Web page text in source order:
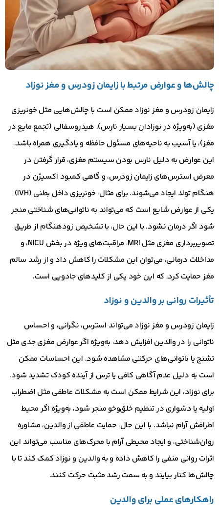
چالش‌ها و عوارض مرتبط با زایمان زودرس و مغز نوزاد
زایمان زودرس و مغز نوزاد ممکن است با چالش‌هایی مثل خونریزی
مغزی (به‌ویژه در نوزادان بسیار نارس)، هیدروسفالی (تجمع مایع در
مغز)، یا آسیب به ناحیه‌های مسئول حافظه و یادگیری همراه باشد.
این عوارض به دلیل نارس بودن سیستم مغزی، قرار گرفتن در
معرض استرس‌های زایمان زودرس، و گاهی کمبود اکسیژن در
هنگام تولد ایجاد می‌شوند. برای مثال، خونریزی داخل بطنی (IVH)
یکی از عوارض شایع است که می‌تواند به ناتوانی‌های شناختی منجر
شود اگر درمان نشود. با این حال، با تشخیص زودهنگام از طریق
تصویربرداری مغزی مثل MRI، مراقبت‌های ویژه در بخش NICU، و
مداخلات درمانی، می‌توان این مشکلات را کاهش داد و از رشد سالم
مغز حمایت کرد، که این خود یکی از کلیدهای جادویی است.
تأثیرات روانی بر والدین و نوزاد
زایمان زودرس و مغز نوزاد می‌تواند استرس، نگرانی، و احساس
ناتوانی را در والدین افزایش دهد، به‌ویژه اگر عوارض مغزی جدی مثل
تشنج یا ناتوانی‌های حرکتی مشاهده شود. این احساسات ممکن
است به دلیل عدم آگاهی کافی یا ترس از آینده کودک تشدید شود.
برای نوزاد، این شرایط ممکن است به مشکلات عاطفی مثل اضطراب
اولیه یا دشواری در تنظیم خلق‌وخو منجر شود، به‌ویژه اگر محیط
اطرافش آرام نباشد. با این حال، حمایت عاطفی از والدین، مشاوره
روان‌شناختی، و ایجاد محیطی آرام با محرک‌های مناسب می‌تواند این
اثرات روانی منفی را کاهش داده و به والدین و نوزاد کمک کند تا با
چالش‌ها کنار بیایند و به سمت رشد مثبت حرکت کنند.
راهکارهای عملی برای والدین